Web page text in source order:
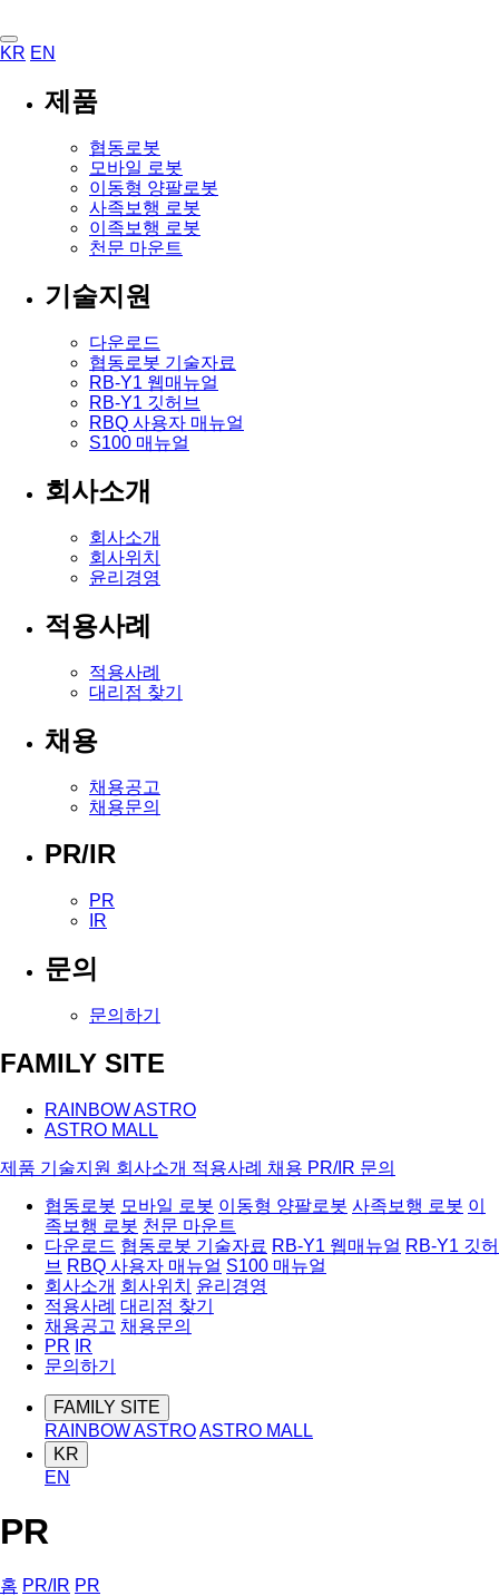
KR EN
제품
협동로봇
모바일 로봇
이동형 양팔로봇
사족보행 로봇
이족보행 로봇
천문 마운트
기술지원
다운로드
협동로봇 기술자료
RB-Y1 웹매뉴얼
RB-Y1 깃허브
RBQ 사용자 매뉴얼
S100 매뉴얼
회사소개
회사소개
회사위치
윤리경영
적용사례
적용사례
대리점 찾기
채용
채용공고
채용문의
PR/IR
PR
IR
문의
문의하기
FAMILY SITE
RAINBOW ASTRO
ASTRO MALL
제품 기술지원 회사소개 적용사례 채용 PR/IR 문의
협동로봇 모바일 로봇 이동형 양팔로봇 사족보행 로봇 이
족보행 로봇 천문 마운트
다운로드 협동로봇 기술자료 RB-Y1 웹매뉴얼 RB-Y1 깃허
브 RBQ 사용자 매뉴얼 S100 매뉴얼
회사소개 회사위치
윤리경영
적용사례 대리점 찾기
채용공고 채용문의
PR
IR
문의하기
FAMILY SITE
RAINBOW ASTROASTRO MALL
KR
EN
PR
홈 PR/IR PR